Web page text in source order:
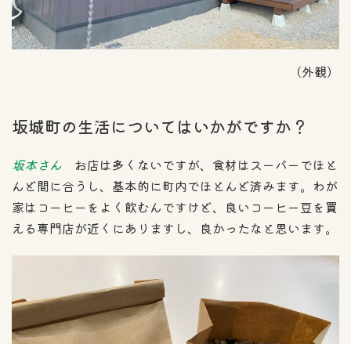
（外観）
坂城町の生活についてはいかがですか？
坂本さん お店は多くないですが、食材はスーパーでほと
んど間に合うし、基本的に町内でほとんど済みます。わが
家はコーヒーをよく飲むんですけど、良いコーヒー豆を買
える専門店が近くにありますし、良かったなと思います。